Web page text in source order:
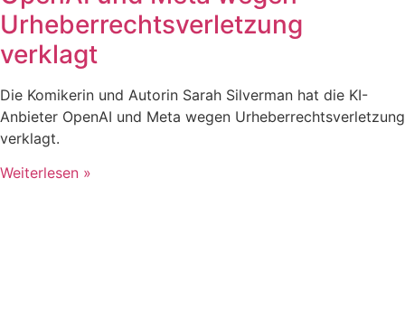
Urheberrechtsverletzung
verklagt
Die Komikerin und Autorin Sarah Silverman hat die KI-
Anbieter OpenAI und Meta wegen Urheberrechtsverletzung
verklagt.
Weiterlesen »